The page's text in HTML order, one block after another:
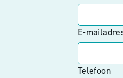
E-
Telefoon